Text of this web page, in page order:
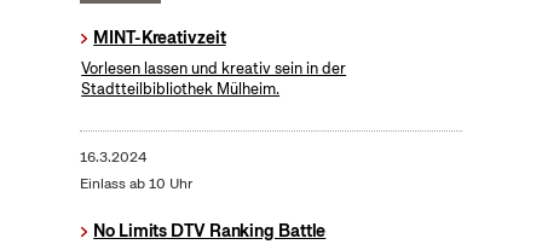
MINT-Kreativzeit
Vorlesen lassen und kreativ sein in der
Stadtteilbibliothek Mülheim.
16.3.2024
Einlass ab 10 Uhr
No Limits DTV Ranking Battle